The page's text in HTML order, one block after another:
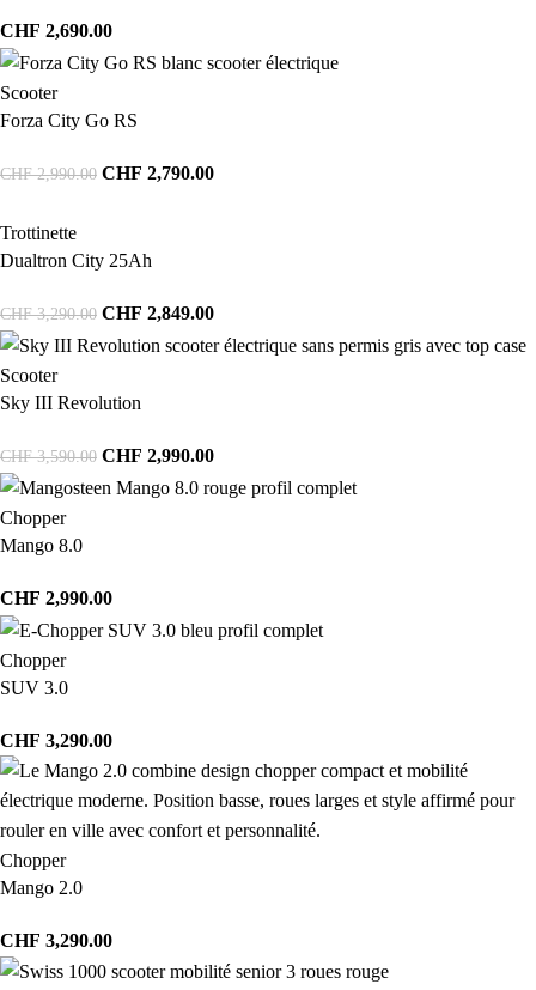
CHF 2,690.00
Scooter
Forza City Go RS
CHF2,990.00 CHF 2,790.00
Trottinette
Dualtron City 25Ah
CHF3,290.00 CHF 2,849.00
Scooter
Sky III Revolution
CHF3,590.00 CHF 2,990.00
Chopper
Mango 8.0
CHF 2,990.00
Chopper
SUV 3.0
CHF 3,290.00
Chopper
Mango 2.0
CHF 3,290.00